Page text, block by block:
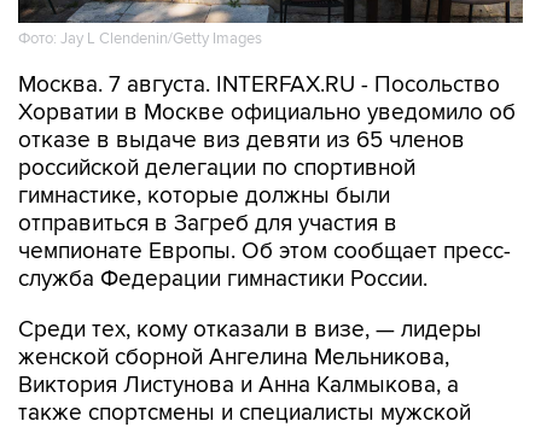
Москва. 7 августа. INTERFAX.RU - Посольство
отказе в выдаче виз девяти из 65 членов
российской делегации по спортивной
гимнастике, которые должны были
отправиться в Загреб для участия в
чемпионате Европы. Об этом сообщает пресс-
служба Федерации гимнастики России.
Среди тех, кому отказали в визе, — лидеры
Виктория Листунова и Анна Калмыкова, а
также спортсмены и специалисты мужской
команды.